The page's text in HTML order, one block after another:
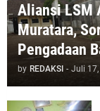
Aliansi LSM
Muratara,
Pengadaan
by REDAKSI - Juli